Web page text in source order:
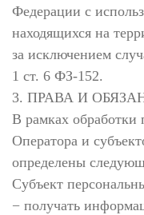
Федерации с
находящихся на
за исключением
1 ст. 6 ФЗ-152.
3. ПРАВА И
В рамках обработки
Оператора и
определены
Субъект
− получать